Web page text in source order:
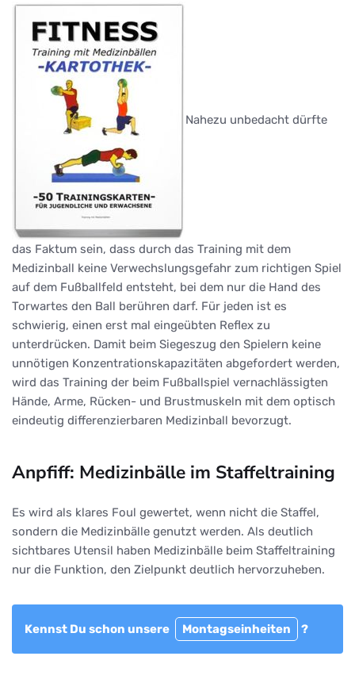
Nahezu unbedacht dürfte
das Faktum sein, dass durch das Training mit dem
Medizinball keine Verwechslungsgefahr zum richtigen Spiel
auf dem Fußballfeld entsteht, bei dem nur die Hand des
Torwartes den Ball berühren darf. Für jeden ist es
schwierig, einen erst mal eingeübten Reflex zu
unterdrücken. Damit beim Siegeszug den Spielern keine
unnötigen Konzentrationskapazitäten abgefordert werden,
wird das Training der beim Fußballspiel vernachlässigten
Hände, Arme, Rücken- und Brustmuskeln mit dem optisch
eindeutig differenzierbaren Medizinball bevorzugt.
Anpfiff: Medizinbälle im Staffeltraining
Es wird als klares Foul gewertet, wenn nicht die Staffel,
sondern die Medizinbälle genutzt werden. Als deutlich
sichtbares Utensil haben Medizinbälle beim Staffeltraining
nur die Funktion, den Zielpunkt deutlich hervorzuheben.
Kennst Du schon unsere Montagseinheiten ?